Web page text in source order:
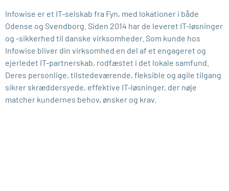
Infowise er et IT-selskab fra Fyn, med lokationer i både
Odense og Svendborg. Siden 2014 har de leveret IT-løsninger
og -sikkerhed til danske virksomheder. Som kunde hos
Infowise bliver din virksomhed en del af et engageret og
ejerledet IT-partnerskab, rodfæstet i det lokale samfund.
Deres personlige, tilstedeværende, fleksible og agile tilgang
sikrer skræddersyede, effektive IT-løsninger, der nøje
matcher kundernes behov, ønsker og krav.